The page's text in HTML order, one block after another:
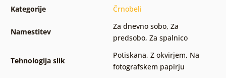
Kategorije Črnobeli
Namestitev
Za dnevno sobo, Za
predsobo, Za spalnico
Tehnologija slik
Potiskana, Z okvirjem, Na
fotografskem papirju